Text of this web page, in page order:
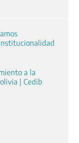
a la
| Cedib